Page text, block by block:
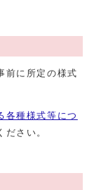
前に所定の様式
各種様式等につ
さい。